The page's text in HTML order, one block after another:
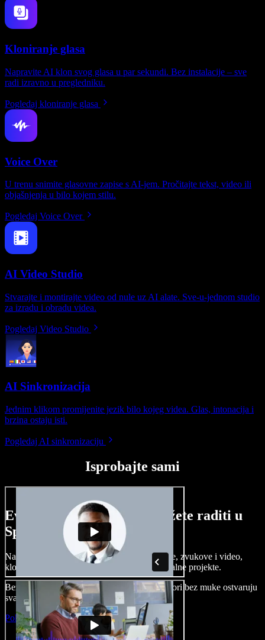
Kloniranje glasa
Napravite AI klon svog glasa u par sekundi. Bez instalacije – sve
radi izravno u pregledniku.
Pogledaj kloniranje glasa
Voice Over
U trenu snimite glasovne zapise s AI-jem. Pročitajte tekst, video ili
objašnjenja u bilo kojem stilu.
Pogledaj Voice Over
AI Video Studio
Stvarajte i montirajte video od nule uz AI alate. Sve-u-jednom studio
za izradu i obradu videa.
Pogledaj Video Studio
AI Sinkronizacija
Jednim klikom promijenite jezik bilo kojeg videa. Glas, intonacija i
brzina ostaju isti.
Pogledaj AI sinkronizaciju
Isprobajte sami
Evo malog pregleda što možete raditi u
Speechify Studiju.
Napravite voice overe, dodajte besplatne slike, zvukove i video,
klonirajte svoj glas i složite sjajne audio-vizualne projekte.
Bez učenja i sve dostupno u pregledniku, autori bez muke ostvaruju
svaku kreativnu ideju.
Pokreni Studio